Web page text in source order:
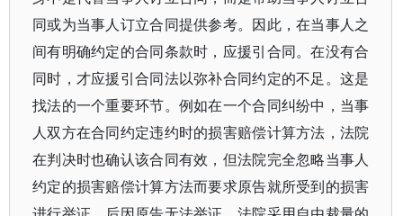
同或为当事人订立合同提供参考。因此，在当事人之
间有明确约定的合同条款时，应援引合同。在没有合
同时，才应援引合同法以弥补合同约定的不足。这是
找法的一个重要环节。例如在一个合同纠纷中，当事
人双方在合同约定违约时的损害赔偿计算方法，法院
在判决时也确认该合同有效，但法院完全忽略当事人
约定的损害赔偿计算方法而要求原告就所受到的损害